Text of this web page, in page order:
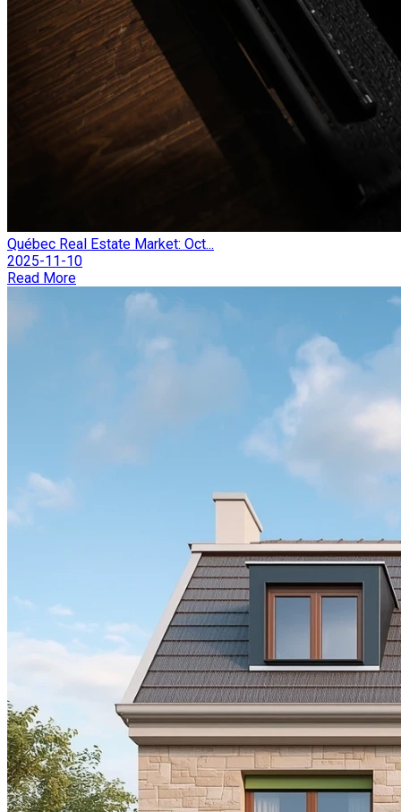
Québec Real Estate Market: Oct...
2025-11-10
Read More